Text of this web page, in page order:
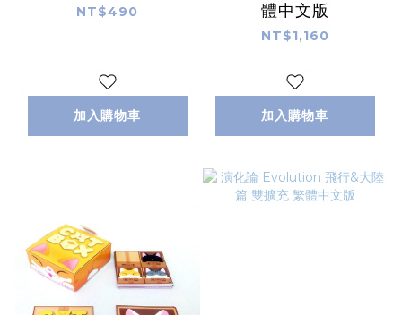
NT$490
加入購物車
體中文版
NT$1,160
加入購物車